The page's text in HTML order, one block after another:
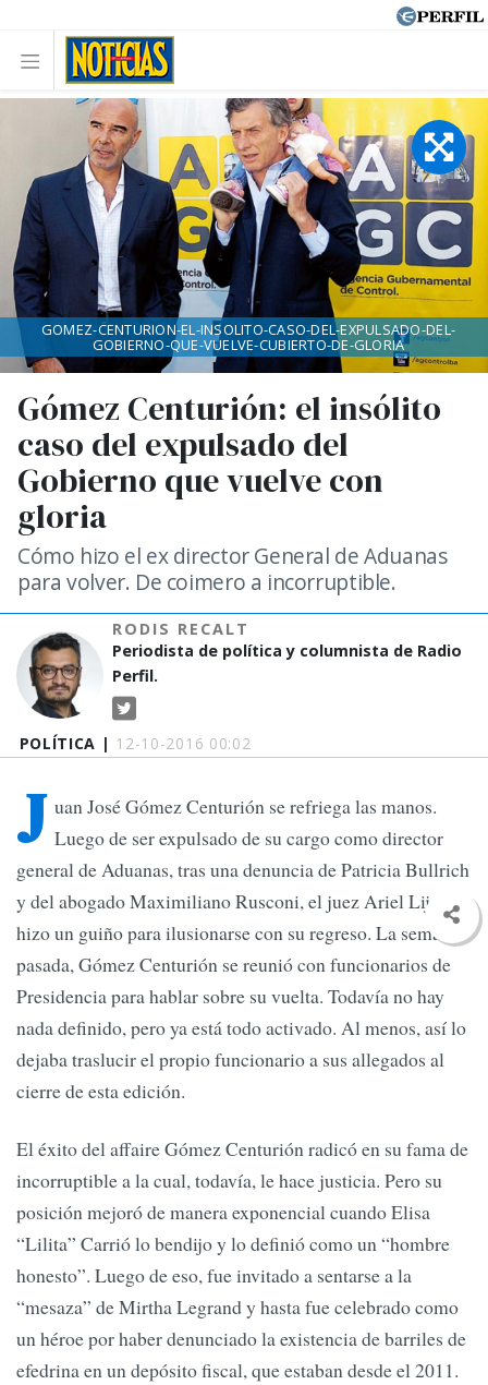
POLÍTICA | 12-10-2016 00:02
Gómez Centurión: el insólito
caso del expulsado del
Gobierno que vuelve con
gloria
Cómo hizo el ex director General de Aduanas
para volver. De coimero a incorruptible.
RODIS RECALT
Periodista de política y columnista de Radio
Perfil.
GOMEZ-CENTURION-EL-INSOLITO-CASO-DEL-EXPULSADO-DEL-
GOBIERNO-QUE-VUELVE-CUBIERTO-DE-GLORIA
J uan José Gómez Centurión se refriega las manos.
Luego de ser expulsado de su cargo como director
general de Aduanas, tras una denuncia de Patricia Bullrich
y del abogado Maximiliano Rusconi, el juez Ariel Lijo le
hizo un guiño para ilusionarse con su regreso. La semana
pasada, Gómez Centurión se reunió con funcionarios de
Presidencia para hablar sobre su vuelta. Todavía no hay
nada definido, pero ya está todo activado. Al menos, así lo
dejaba traslucir el propio funcionario a sus allegados al
cierre de esta edición.
El éxito del affaire Gómez Centurión radicó en su fama de
incorruptible a la cual, todavía, le hace justicia. Pero su
posición mejoró de manera exponencial cuando Elisa
“Lilita” Carrió lo bendijo y lo definió como un “hombre
honesto”. Luego de eso, fue invitado a sentarse a la
“mesaza” de Mirtha Legrand y hasta fue celebrado como
un héroe por haber denunciado la existencia de barriles de
efedrina en un depósito fiscal, que estaban desde el 2011.